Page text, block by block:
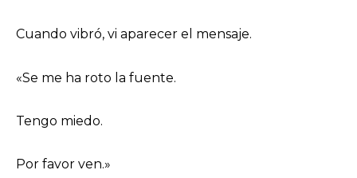
Cuando vibró, vi aparecer el mensaje.
«Se me ha roto la fuente.
Tengo miedo.
Por favor ven.»